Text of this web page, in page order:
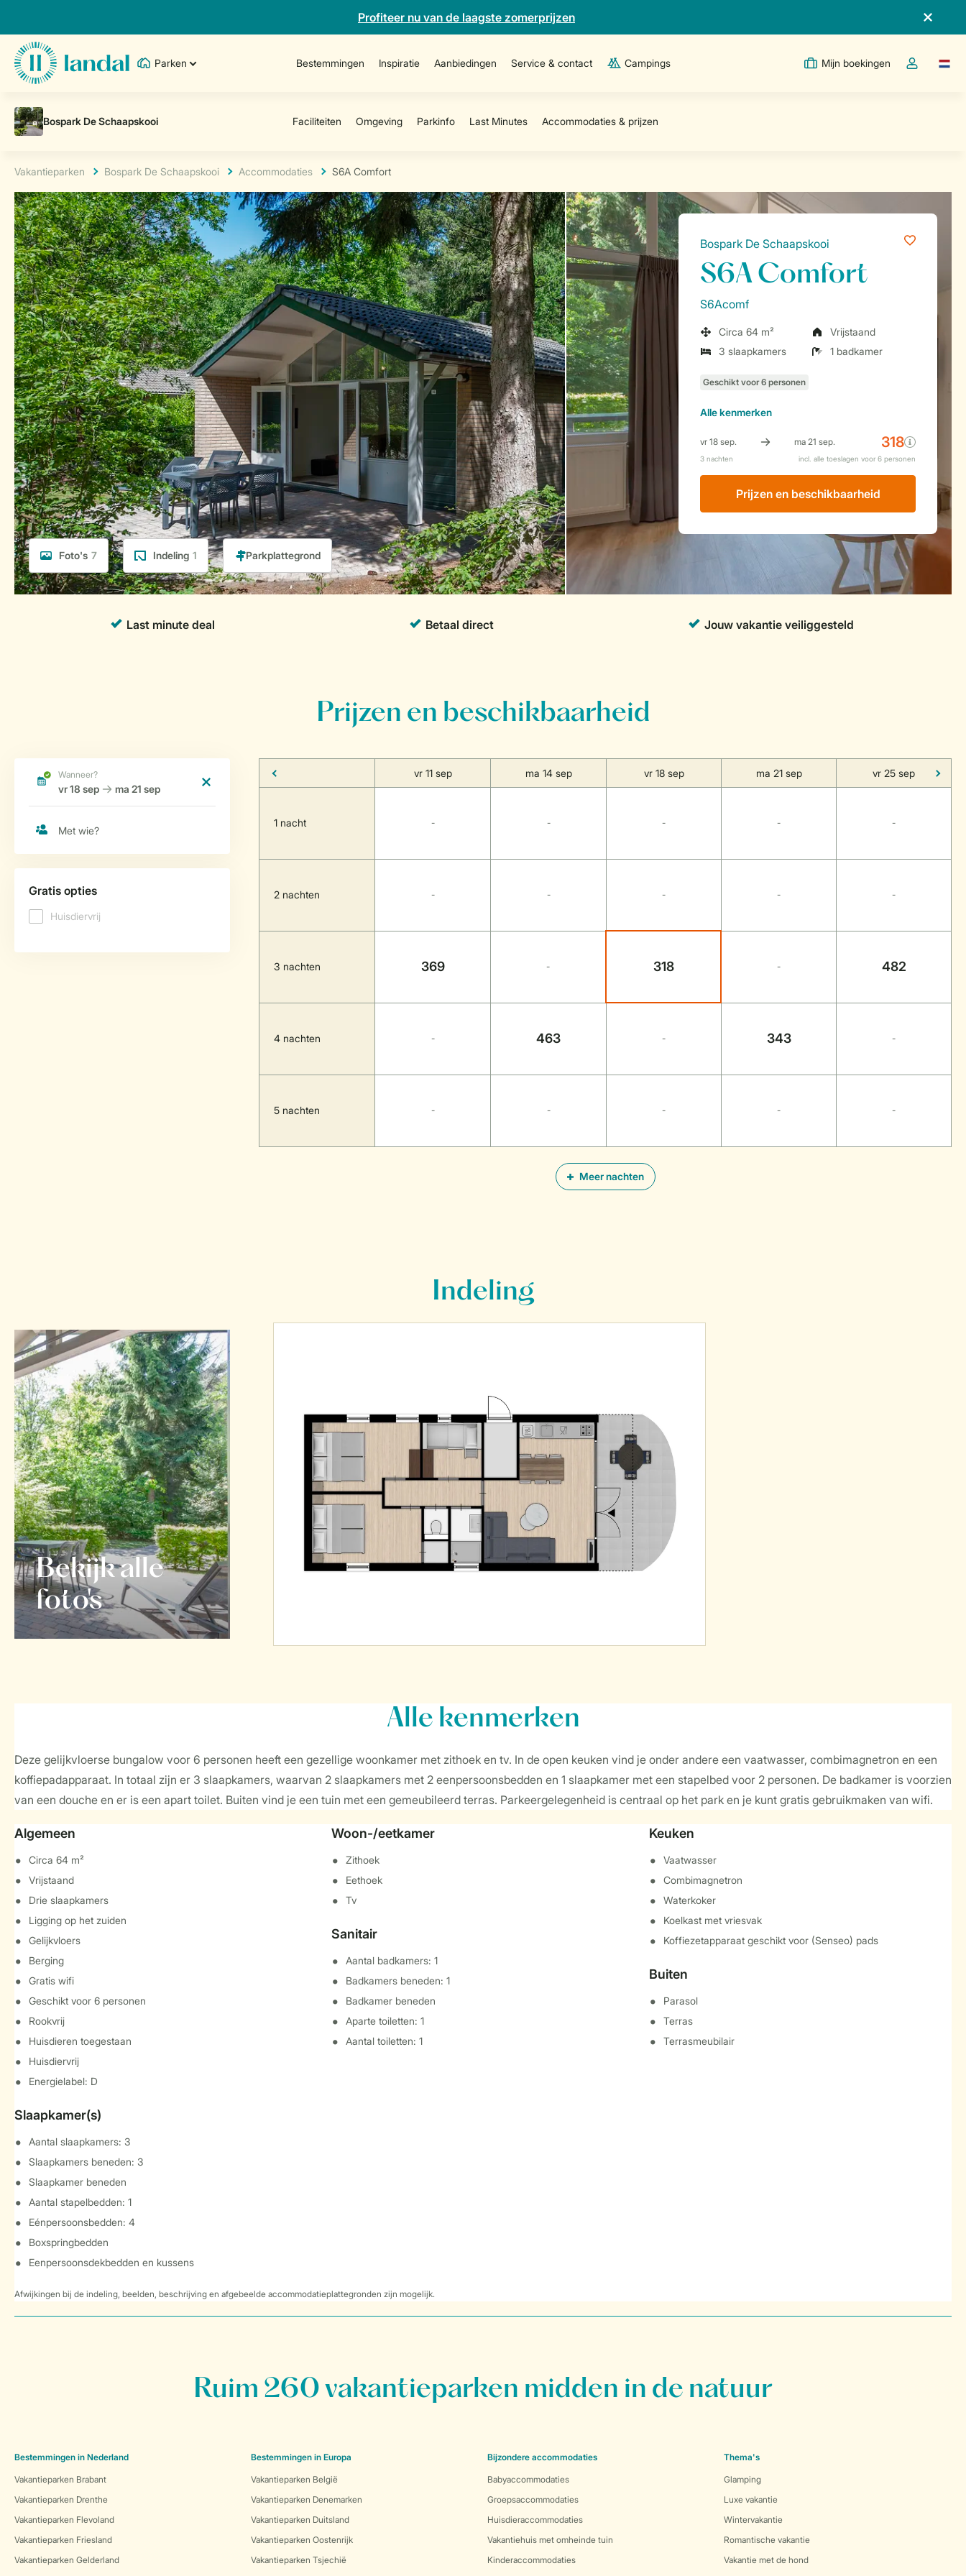
Profiteer nu van de laagste zomerprijzen
Parken Bestemmingen Inspiratie Aanbiedingen Service & contact Campings Mijn boekingen
Open deTaal
Vakantieparken Bospark De Schaapskooi Accommodaties S6A Comfort
Foto's 7 Indeling 1
Bospark De Schaapskooi
S6A Comfort
S6Acomf
Circa 64 m²
Vrijstaand
3 slaapkamers
1 badkamer
Allekenmerken
Prijzen en beschikbaarheid
Prijzen en beschikbaarheid
Meer nachten
vr 11 sep ma 14 sep vr 18 sep ma 21 sep vr 25 sep
1 nacht - - - - -
2 nachten - - - - -
3 nachten 369 - 318 - 482
4 nachten - 463 - 343 -
5 nachten - - - - -
Indeling
Bekijk alle
foto's
Alle kenmerken
Deze gelijkvloerse bungalow voor 6 personen heeft een gezellige woonkamer met zithoek en tv. In de open keuken vind je onder andere een vaatwasser, combimagnetron en een
koffiepadapparaat. In totaal zijn er 3 slaapkamers, waarvan 2 slaapkamers met 2 eenpersoonsbedden en 1 slaapkamer met een stapelbed voor 2 personen. De badkamer is voorzien
van een douche en er is een apart toilet. Buiten vind je een tuin met een gemeubileerd terras. Parkeergelegenheid is centraal op het park en je kunt gratis gebruikmaken van wifi.
Algemeen
Circa 64 m²
Vrijstaand
Drie slaapkamers
Ligging op het zuiden
Gelijkvloers
Berging
Gratis wifi
Geschikt voor 6 personen
Rookvrij
Huisdieren toegestaan
Huisdiervrij
Energielabel: D
Slaapkamer(s)
Aantal slaapkamers: 3
Slaapkamers beneden: 3
Slaapkamer beneden
Aantal stapelbedden: 1
Eénpersoonsbedden: 4
Boxspringbedden
Eenpersoonsdekbedden en kussens
Woon-/eetkamer
Zithoek
Eethoek
Tv
Sanitair
Aantal badkamers: 1
Badkamers beneden: 1
Badkamer beneden
Aparte toiletten: 1
Aantal toiletten: 1
Keuken
Vaatwasser
Combimagnetron
Waterkoker
Koelkast met vriesvak
Koffiezetapparaat geschikt voor (Senseo) pads
Buiten
Parasol
Terras
Terrasmeubilair
Afwijkingen bij de indeling, beelden, beschrijving en afgebeelde accommodatieplattegronden zijn mogelijk.
Ruim 260 vakantieparken midden in de natuur
Bestemmingen in Nederland
Vakantieparken Brabant
Vakantieparken Drenthe
Vakantieparken Flevoland
Vakantieparken Friesland
Vakantieparken Gelderland
Bestemmingen in Europa
Vakantieparken België
Vakantieparken Denemarken
Vakantieparken Duitsland
Vakantieparken Oostenrijk
Vakantieparken Tsjechië
Bijzondere accommodaties
Babyaccommodaties
Groepsaccommodaties
Huisdieraccommodaties
Vakantiehuis met omheinde tuin
Kinderaccommodaties
Thema's
Glamping
Luxe vakantie
Wintervakantie
Romantische vakantie
Vakantie met de hond